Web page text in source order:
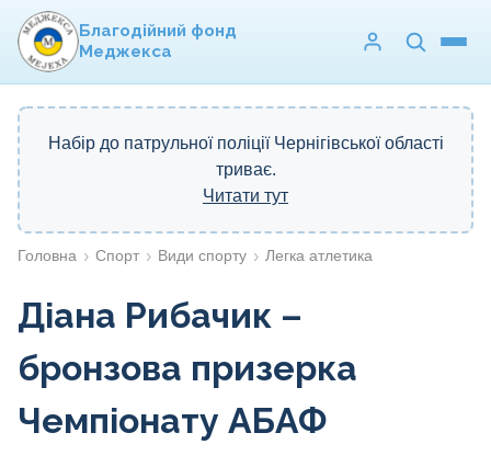
Благодійний фонд
Меджекса
Набір до патрульної поліції Чернігівської області
триває.
Читати тут
Головна Спорт Види спорту Легка атлетика
Діана Рибачик –
бронзова призерка
Чемпіонату АБАФ